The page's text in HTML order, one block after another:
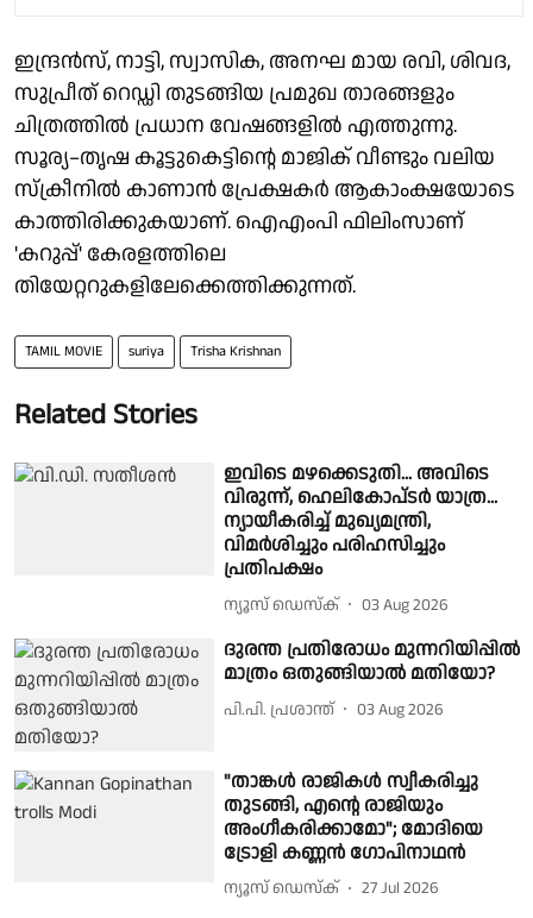
ഇന്ദ്രൻസ്, നാട്ടി, സ്വാസിക, അനഘ മായ രവി, ശിവദ,
സുപ്രീത് റെഡ്ഡി തുടങ്ങിയ പ്രമുഖ താരങ്ങളും
ചിത്രത്തിൽ പ്രധാന വേഷങ്ങളിൽ എത്തുന്നു.
സൂര്യ–തൃഷ കൂട്ടുകെട്ടിന്റെ മാജിക് വീണ്ടും വലിയ
സ്ക്രീനിൽ കാണാൻ പ്രേക്ഷകർ ആകാംക്ഷയോടെ
കാത്തിരിക്കുകയാണ്. ഐഎംപി ഫിലിംസാണ്
'കറുപ്പ്' കേരളത്തിലെ
തിയേറ്ററുകളിലേക്കെത്തിക്കുന്നത്.
TAMIL MOVIE suriya Trisha Krishnan
Related Stories
ഇവിടെ മഴക്കെടുതി... അവിടെ
വിരുന്ന്, ഹെലികോപ്‍ടര്‍ യാത്ര...
ന്യായീകരിച്ച് മുഖ്യമന്ത്രി,
വിമര്‍ശിച്ചും പരിഹസിച്ചും
പ്രതിപക്ഷം
ന്യൂസ് ഡെസ്ക് 03 Aug 2026
ദുരന്ത പ്രതിരോധം മുന്നറിയിപ്പില്‍
മാത്രം ഒതുങ്ങിയാൽ മതിയോ?
പി.പി. പ്രശാന്ത് 03 Aug 2026
"താങ്കൾ രാജികൾ സ്വീകരിച്ചു
തുടങ്ങി, എൻ്റെ രാജിയും
അംഗീകരിക്കാമോ"; മോദിയെ
ട്രോളി കണ്ണൻ ഗോപിനാഥൻ
ന്യൂസ് ഡെസ്ക് 27 Jul 2026